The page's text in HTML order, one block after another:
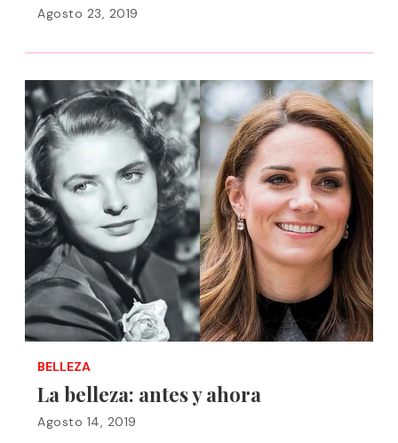
Agosto 23, 2019
BELLEZA
La belleza: antes y ahora
Agosto 14, 2019